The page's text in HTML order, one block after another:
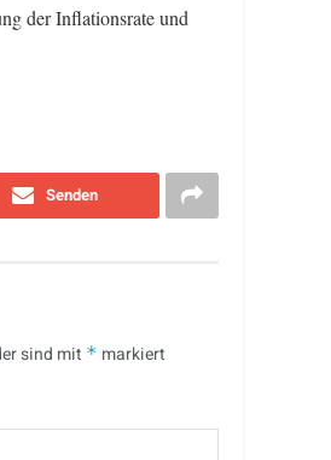
der Inflationsrate und
Senden
sind mit * markiert